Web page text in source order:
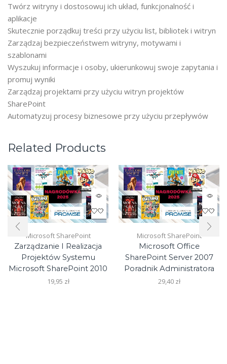
Twórz witryny i dostosowuj ich układ, funkcjonalność i
aplikacje
Skutecznie porządkuj treści przy użyciu list, bibliotek i witryn
Zarządzaj bezpieczeństwem witryny, motywami i
szablonami
Wyszukuj informacje i osoby, ukierunkowuj swoje zapytania i
promuj wyniki
Zarządzaj projektami przy użyciu witryn projektów
SharePoint
Automatyzuj procesy biznesowe przy użyciu przepływów
Related Products
Microsoft SharePoint
Zarządzanie I Realizacja
Projektów Systemu
Microsoft SharePoint 2010
19,95 zł
Microsoft SharePoint
Microsoft Office
SharePoint Server 2007
Poradnik Administratora
29,40 zł